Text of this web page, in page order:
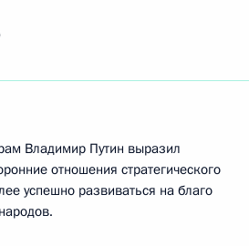
Владимир Путин выразил
отношения стратегического
успешно развиваться на благо